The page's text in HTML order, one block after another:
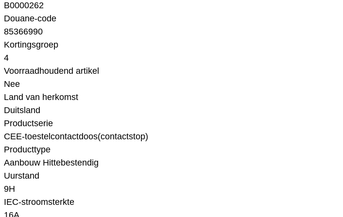
B0000262
Douane-code
85366990
Kortingsgroep
4
Voorraadhoudend artikel
Nee
Land van herkomst
Duitsland
Productserie
CEE-toestelcontactdoos(contactstop)
Producttype
Aanbouw Hittebestendig
Uurstand
9H
IEC-stroomsterkte